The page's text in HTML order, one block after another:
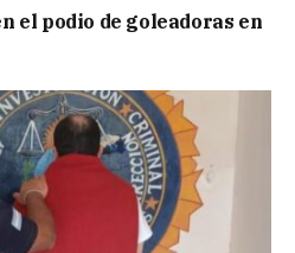
el podio de goleadoras en